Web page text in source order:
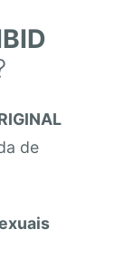
de